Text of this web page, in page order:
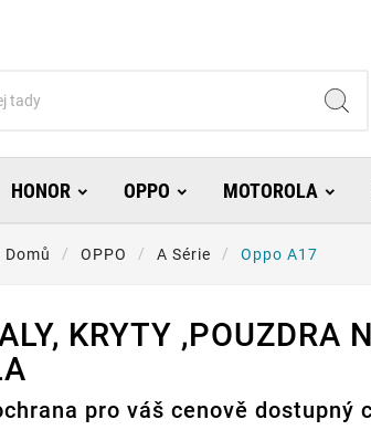
HONOR OPPO MOTOROLA
Domů OPPO A Série Oppo A17
KRYTY ,POUZDRA
pro váš cenově dostupný